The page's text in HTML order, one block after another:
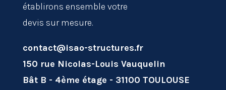
établirons ensemble votre
devis sur mesure.
contact@isao-structures.fr
150 rue Nicolas-Louis Vauquelin
Bât B - 4ème étage - 31100 TOULOUSE